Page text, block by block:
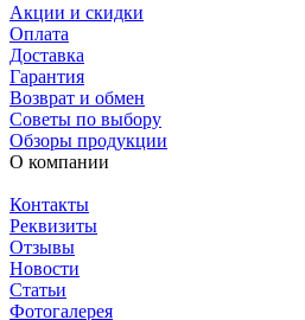
Акции и скидки
Оплата
Доставка
Гарантия
Возврат и обмен
Советы по выбору
Обзоры продукции
О компании
Контакты
Реквизиты
Отзывы
Новости
Статьи
Фотогалерея